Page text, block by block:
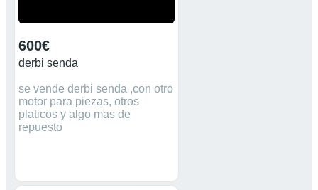
600€
derbi senda
se vende derbi senda ,con otro
motor para piezas, otros
platicos y algo mas de
repuesto